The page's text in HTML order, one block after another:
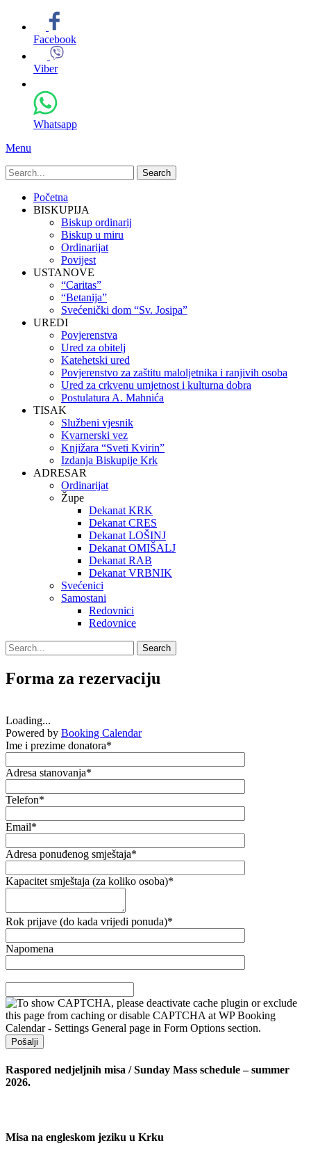
Facebook
Viber
Whatsapp
Menu
Search
for:
Primary
Menu
Skip
Početna
BISKUPIJA
Biskup ordinarij
Biskup u miru
Ordinarijat
Povijest
USTANOVE
“Caritas”
“Betanija”
Svećenički dom “Sv. Josipa”
UREDI
Povjerenstva
Ured za obitelj
Katehetski ured
Povjerenstvo za zaštitu maloljetnika i ranjivih osoba
Ured za crkvenu umjetnost i kulturna dobra
Postulatura A. Mahnića
TISAK
Službeni vjesnik
Kvarnerski vez
Knjižara “Sveti Kvirin”
Izdanja Biskupije Krk
ADRESAR
Ordinarijat
Župe
Dekanat KRK
Dekanat CRES
Dekanat LOŠINJ
Dekanat OMIŠALJ
Dekanat RAB
Dekanat VRBNIK
Svećenici
Samostani
Redovnici
Redovnice
Search
Search
for:
Forma za rezervaciju
Loading...
Powered by Booking Calendar
Ime i prezime donatora*
Adresa stanovanja*
Telefon*
Email*
Adresa ponuđenog smještaja*
Kapacitet smještaja (za koliko osoba)*
Rok prijave (do kada vrijedi ponuda)*
Napomena
Raspored nedjeljnih misa / Sunday Mass schedule – summer
2026.
Misa na engleskom jeziku u Krku